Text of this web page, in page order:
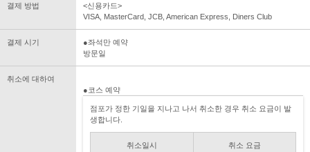
결제 방법
<신용카드>
VISA, MasterCard, JCB, American Express, Diners Club
결제 시기
●좌석만 예약
방문일
취소에 대하여
●코스 예약
점포가 정한 기일을 지나고 나서 취소한 경우 취소 요금이 발
생합니다.
취소일시 취소 요금